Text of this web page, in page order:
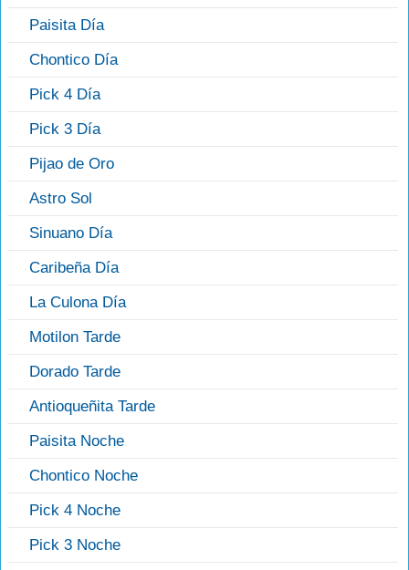
Paisita Día
Chontico Día
Pick 4 Día
Pick 3 Día
Pijao de Oro
Astro Sol
Sinuano Día
Caribeña Día
La Culona Día
Motilon Tarde
Dorado Tarde
Antioqueñita Tarde
Paisita Noche
Chontico Noche
Pick 4 Noche
Pick 3 Noche